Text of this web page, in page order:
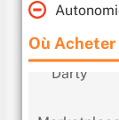
Où Acheter